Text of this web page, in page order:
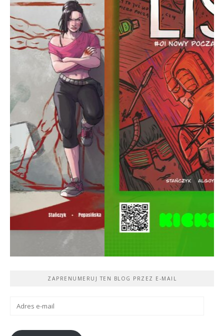
ZAPRENUMERUJ TEN BLOG PRZEZ E-MAIL
Adres